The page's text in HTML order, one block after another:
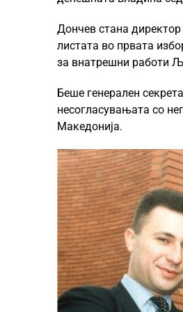
Дончев стана директор
листата во првата
за внатрешни работи
Беше генерален
несогласувањата со
Македонија.